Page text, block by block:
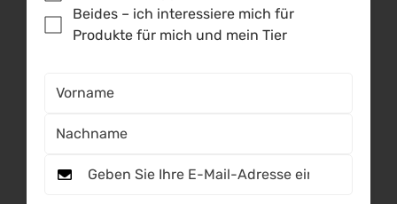
Karenzzeit von 48 Stunden gemäß FN-ADMR.
Kundenbewertungen
Beides – ich interessiere mich für
Produkte für mich und mein Tier